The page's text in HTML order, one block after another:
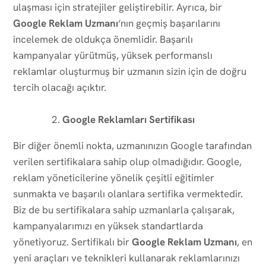
ulaşması için stratejiler geliştirebilir. Ayrıca, bir
Google Reklam Uzmanı‘nın geçmiş başarılarını
incelemek de oldukça önemlidir. Başarılı
kampanyalar yürütmüş, yüksek performanslı
reklamlar oluşturmuş bir uzmanın sizin için de doğru
tercih olacağı açıktır.
Google Reklamları Sertifikası
Bir diğer önemli nokta, uzmanınızın Google tarafından
verilen sertifikalara sahip olup olmadığıdır. Google,
reklam yöneticilerine yönelik çeşitli eğitimler
sunmakta ve başarılı olanlara sertifika vermektedir.
Biz de bu sertifikalara sahip uzmanlarla çalışarak,
kampanyalarımızı en yüksek standartlarda
yönetiyoruz. Sertifikalı birGoogle Reklam Uzmanı, en
yeni araçları ve teknikleri kullanarak reklamlarınızı